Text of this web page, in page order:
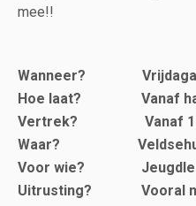
mee!!
Wanneer?
Hoe laat? Vanaf half
Vertrek? Vanaf
Waar?
Voor wie?
Uitrusting? Vooral niet